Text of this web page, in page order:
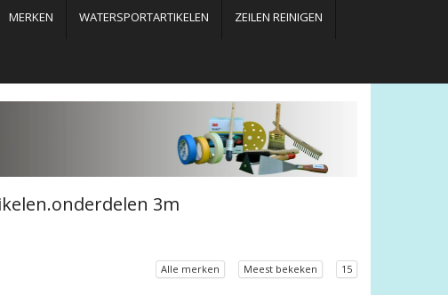
MERKEN WATERSPORTARTIKELEN ZEILEN REINIGEN
3m
Alle merken Meest bekeken 15